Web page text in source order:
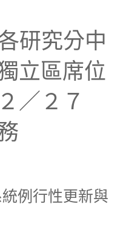
各研究分中
立區席位
／２７
統例行性更新與